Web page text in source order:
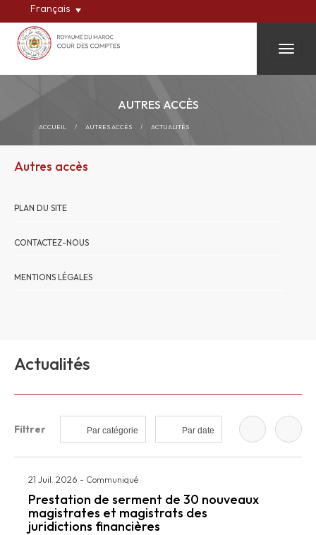
Français
AUTRES ACCÈS
ACCUEIL / AUTRES ACCÈS / ACTUALITÉS
Autres accès
PLAN DU SITE
CONTACTEZ-NOUS
MENTIONS LÉGALES
Actualités
Filtrer Par catégorie Par date
21 Juil. 2026 - Communiqué
Prestation de serment de 30 nouveaux
magistrates et magistrats des
juridictions financières